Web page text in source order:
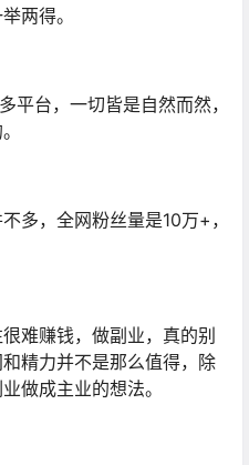
两得。
平台，一切皆是自然而然，
多，全网粉丝量是10万+，
难赚钱，做副业，真的别
精力并不是那么值得，除
做成主业的想法。